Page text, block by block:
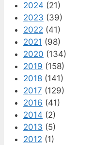
2024 (21)
2023 (39)
2022 (41)
2021 (98)
2020 (134)
2019 (158)
2018 (141)
2017 (129)
2016 (41)
2014 (2)
2013 (5)
2012 (1)